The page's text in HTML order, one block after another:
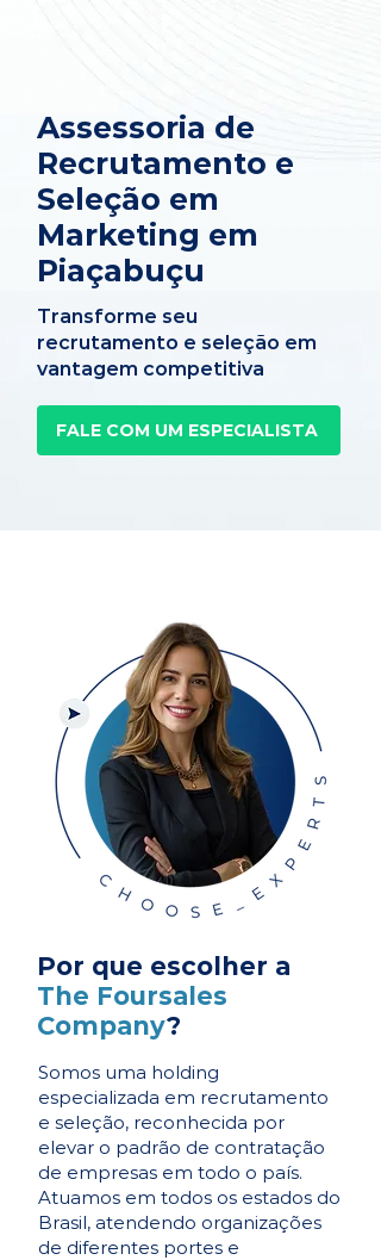
Assessoria de
Recrutamento e
Seleção em
Marketing em
Piaçabuçu
Transforme seu
recrutamento e seleção em
vantagem competitiva
FALE COM UM ESPECIALISTA
Por que escolher a
The Foursales
Company?
Somos uma holding
especializada em recrutamento
e seleção, reconhecida por
elevar o padrão de contratação
de empresas em todo o país.
Atuamos em todos os estados do
Brasil, atendendo organizações
de diferentes portes e